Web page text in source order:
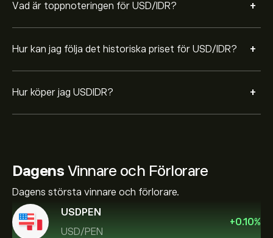
Vad är toppnoteringen för USD/IDR? +
Hur kan jag följa det historiska priset för USD/IDR? +
Hur köper jag USDIDR? +
Dagens Vinnare och Förlorare
Dagens största vinnare och förlorare.
USDPEN
USD/PEN
+0.10%